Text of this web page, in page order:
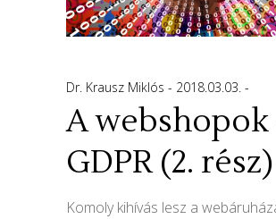
Dr. Krausz Miklós 2018.03.03.
A webshopok
GDPR (2. rész)
Komoly kihívás lesz a